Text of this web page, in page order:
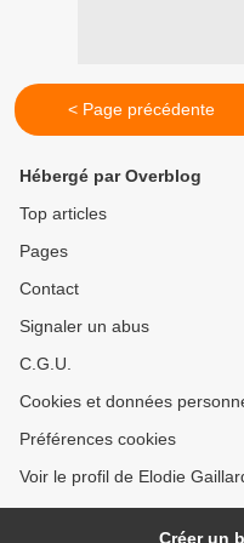
< Page précédente
Hébergé par Overblog
Top articles
Pages
Contact
Signaler un abus
C.G.U.
Cookies et données
Préférences cookies
Voir le profil de Elodie
Créer un